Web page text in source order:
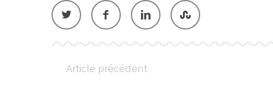
Article précédent